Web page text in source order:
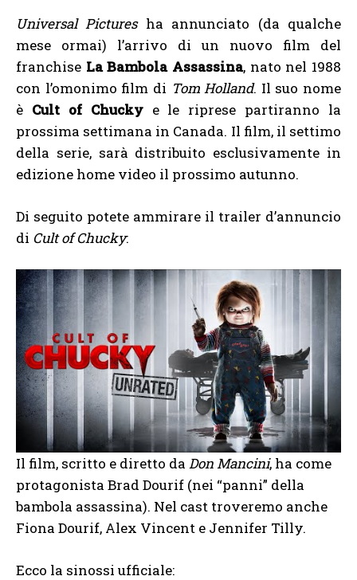
Universal Picturesha annunciato (da qualche
mese ormai) l’arrivo di un nuovo film del
franchise La Bambola Assassina, nato nel 1988
con l’omonimo film di Tom Holland. Il suo nome
è Cult of Chucky e le riprese partiranno la
prossima settimana in Canada. Il film, il settimo
della serie, sarà distribuito esclusivamente in
edizione home video il prossimo autunno.
Di seguito potete ammirare il trailer d’annuncio
di Cult of Chucky:
Il film, scritto e diretto da Don Mancini, ha come
protagonista Brad Dourif (nei “panni” della
bambola assassina). Nel cast troveremo anche
Fiona Dourif, Alex Vincent e Jennifer Tilly.
Ecco la sinossi ufficiale: